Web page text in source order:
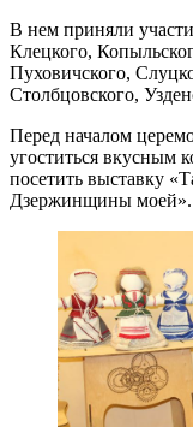
В нем приняли
Клецкого,
Пуховичского,
Столбцовского,
Перед началом
угоститься вкусным
посетить выставку
Дзержинщины моей».